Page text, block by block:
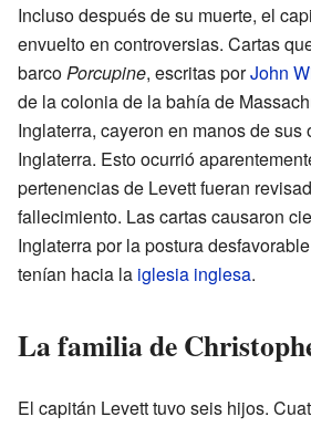
Incluso después de su muerte, el
envuelto en controversias. Cartas
barcoPorcupine, escritas porJohn
de la colonia de la bahía de
Inglaterra, cayeron en manos de sus
Inglaterra. Esto ocurrió
pertenencias de Levett fueran
fallecimiento. Las cartas causaron
Inglaterra por la postura
tenían hacia la iglesia inglesa.
La familia de
El capitán Levett tuvo seis hijos.